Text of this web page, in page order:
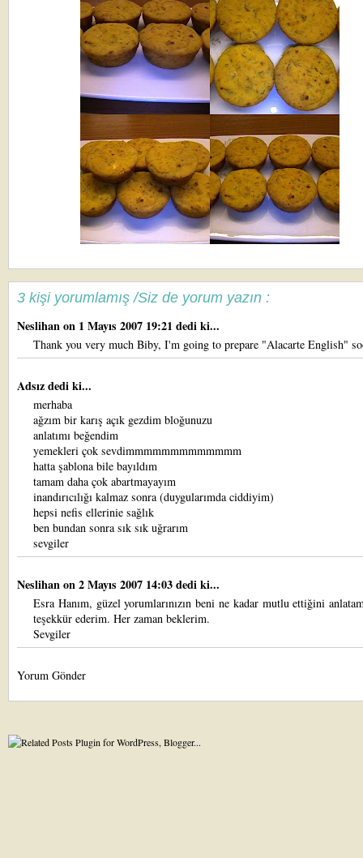
3 kişi yorumlamış /Siz de yorum yazın :
Neslihanon 1 Mayıs 2007 19:21 dedi ki...
Thank you very much Biby, I'm going to prepare "Alacarte English"
Adsız dedi ki...
merhaba
ağzım bir karış açık gezdim bloğunuzu
anlatımı beğendim
yemekleri çok sevdimmmmmmmmmmmmm
hatta şablona bile bayıldım
tamam daha çok abartmayayım
inandırıcılığı kalmaz sonra (duygularımda ciddiyim)
hepsi nefis ellerinie sağlık
ben bundan sonra sık sık uğrarım
sevgiler
Neslihanon 2 Mayıs 2007 14:03 dedi ki...
Esra Hanım, güzel yorumlarınızın beni ne kadar mutlu ettiğini
teşekkür ederim. Her zaman beklerim.
Sevgiler
Yorum Gönder